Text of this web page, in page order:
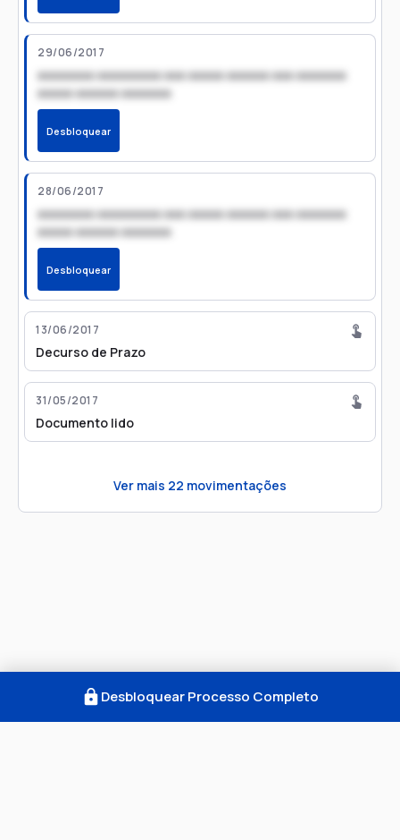
29/06/2017
xxxxxxxx xxxxxxxxx xxx xxxxx xxxxxx xxx xxxxxxx
xxxxx xxxxxx xxxxxxx
Desbloquear
28/06/2017
xxxxxxxx xxxxxxxxx xxx xxxxx xxxxxx xxx xxxxxxx
xxxxx xxxxxx xxxxxxx
Desbloquear
13/06/2017
Decurso de Prazo
31/05/2017
Documento lido
Ver mais 22 movimentações
Desbloquear Processo Completo